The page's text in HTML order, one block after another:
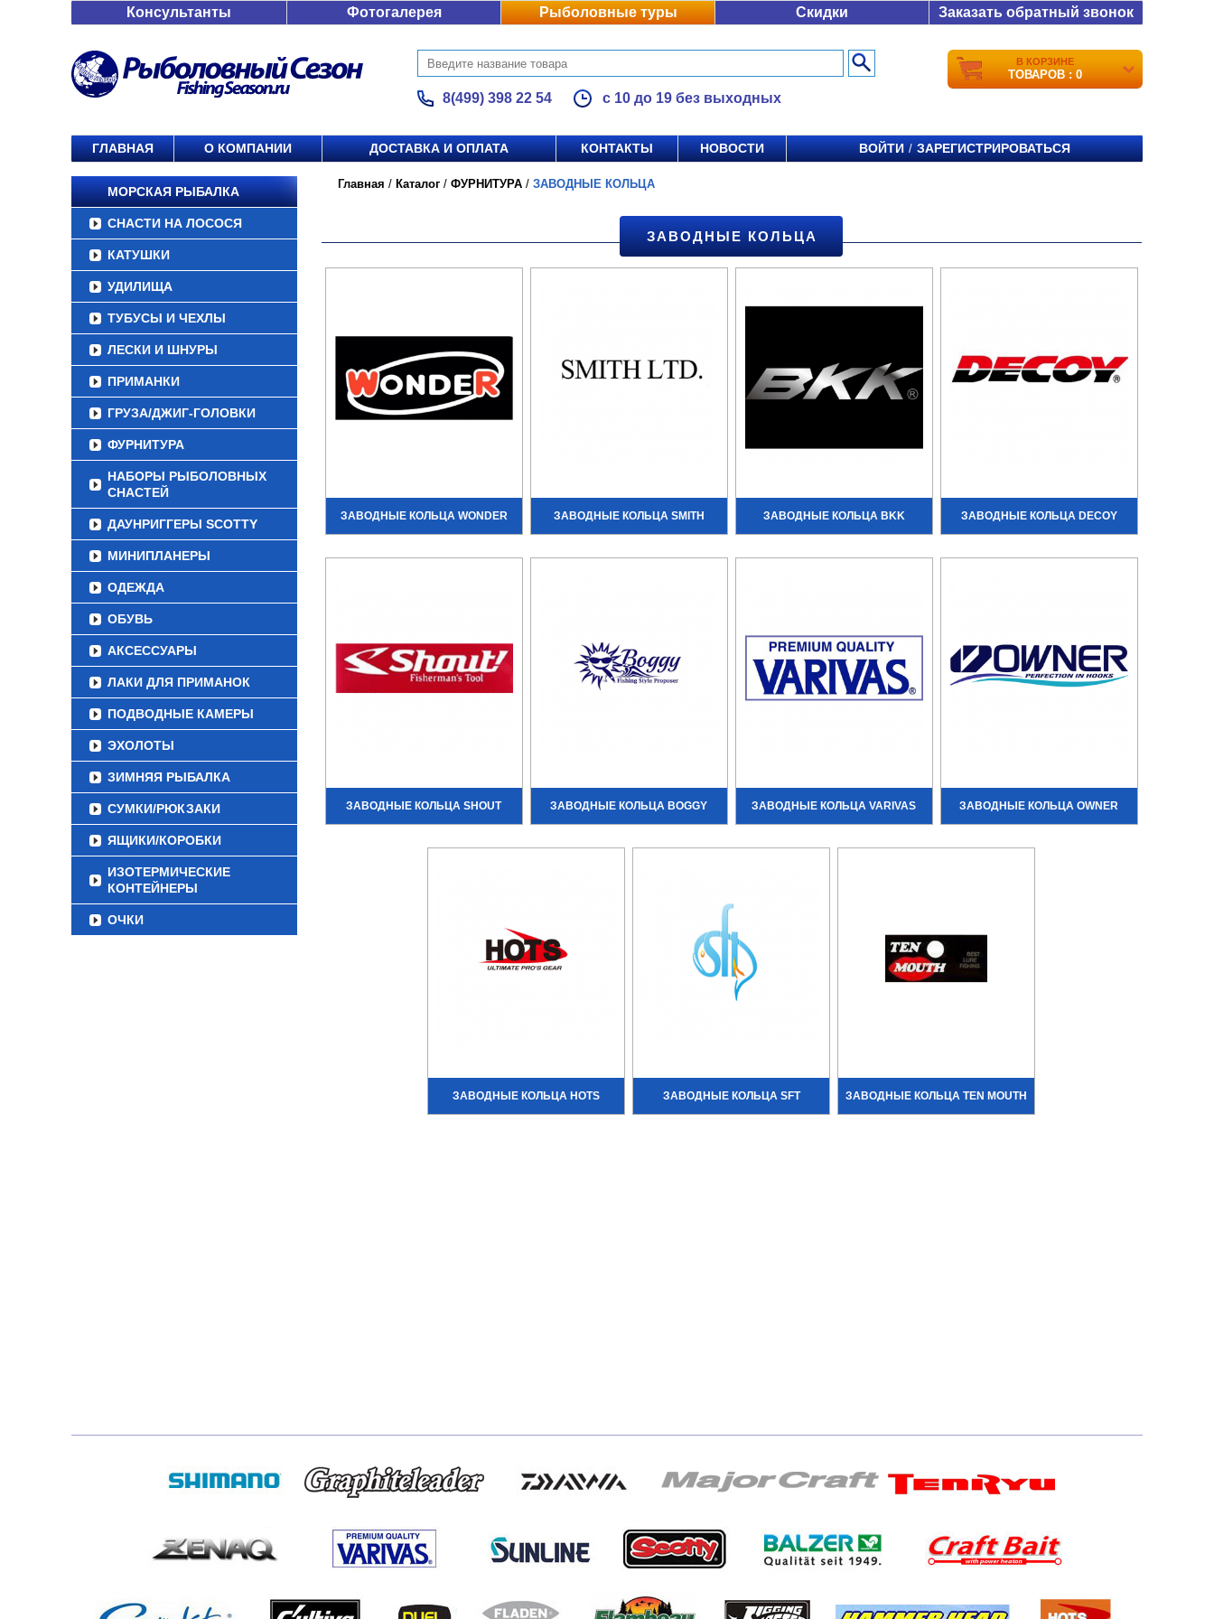
Консультанты Фотогалерея Рыболовные туры Скидки Заказать обратный звонок
8(499) 398 22 54 с 10 до 19 без выходных
В КОРЗИНЕ
ТОВАРОВ : 0
ГЛАВНАЯ О КОМПАНИИ ДОСТАВКА И ОПЛАТА КОНТАКТЫ НОВОСТИ ВОЙТИ / ЗАРЕГИСТРИРОВАТЬСЯ
МОРСКАЯ РЫБАЛКА
СНАСТИ НА ЛОСОСЯ
КАТУШКИ
УДИЛИЩА
ТУБУСЫ И ЧЕХЛЫ
ЛЕСКИ И ШНУРЫ
ПРИМАНКИ
ГРУЗА/ДЖИГ-ГОЛОВКИ
ФУРНИТУРА
НАБОРЫ РЫБОЛОВНЫХ
СНАСТЕЙ
ДАУНРИГГЕРЫ SCOTTY
МИНИПЛАНЕРЫ
ОДЕЖДА
ОБУВЬ
АКСЕССУАРЫ
ЛАКИ ДЛЯ ПРИМАНОК
ПОДВОДНЫЕ КАМЕРЫ
ЭХОЛОТЫ
ЗИМНЯЯ РЫБАЛКА
СУМКИ/РЮКЗАКИ
ЯЩИКИ/КОРОБКИ
ИЗОТЕРМИЧЕСКИЕ
КОНТЕЙНЕРЫ
ОЧКИ
Главная / Каталог / ФУРНИТУРА / ЗАВОДНЫЕ КОЛЬЦА
ЗАВОДНЫЕ КОЛЬЦА
ЗАВОДНЫЕ КОЛЬЦА WONDER ЗАВОДНЫЕ КОЛЬЦА SMITH ЗАВОДНЫЕ КОЛЬЦА BKK ЗАВОДНЫЕ КОЛЬЦА DECOY
ЗАВОДНЫЕ КОЛЬЦА SHOUT ЗАВОДНЫЕ КОЛЬЦА BOGGY ЗАВОДНЫЕ КОЛЬЦА VARIVAS ЗАВОДНЫЕ КОЛЬЦА OWNER
ЗАВОДНЫЕ КОЛЬЦА HOTS ЗАВОДНЫЕ КОЛЬЦА SFT ЗАВОДНЫЕ КОЛЬЦА TEN MOUTH